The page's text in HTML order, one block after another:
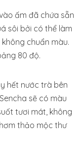
ấm đã chứa sẵn
sôi bởi có thể làm
chuẩn màu.
80 độ.
hết nước trà bên
sẽ có màu
tươi mát, không
thảo mộc thư